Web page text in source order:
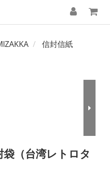
信封信紙
（台湾レトロタ